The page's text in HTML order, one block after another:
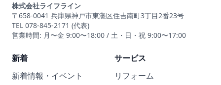
株式会社ライフライン
〒658-0041 兵庫県神戸市東灘区住吉南町3丁目2番23号
TEL 078-845-2171 (代表)
営業時間: 月〜金 9:00〜18:00 / 土・日・祝 9:00〜17:00
新着
新着情報・イベント
サービス
リフォーム